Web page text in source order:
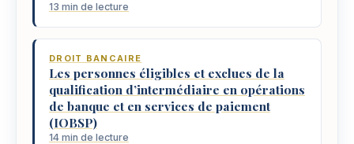
13 min de lecture
DROIT BANCAIRE
Les personnes éligibles et exclues de la
qualification d’intermédiaire en opérations
de banque et en services de paiement
(IOBSP)
14 min de lecture